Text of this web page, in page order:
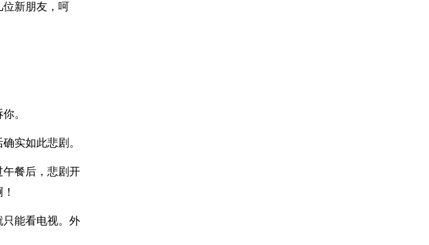
位新朋友，呵
。
实如此悲剧。
餐后，悲剧开
能看电视。外